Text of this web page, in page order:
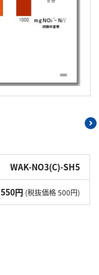
WAK-NO3(C)-SH5
550円 (税抜価格 500円)